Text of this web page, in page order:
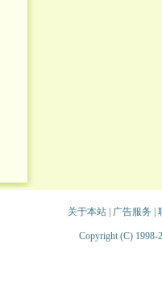
关于本站| 广告服务
Copyright (C) 1998-